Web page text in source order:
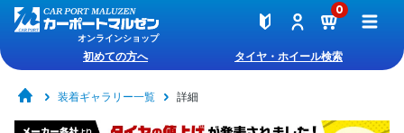
オンラインショップ
0
初めての方へ タイヤ・ホイール検索
装着ギャラリー一覧 詳細